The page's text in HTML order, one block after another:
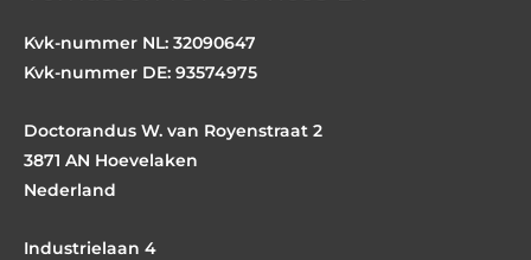
Kvk-nummer NL: 32090647
Kvk-nummer DE: 93574975
Doctorandus W. van Royenstraat 2
3871 AN Hoevelaken
Nederland
Industrielaan 4